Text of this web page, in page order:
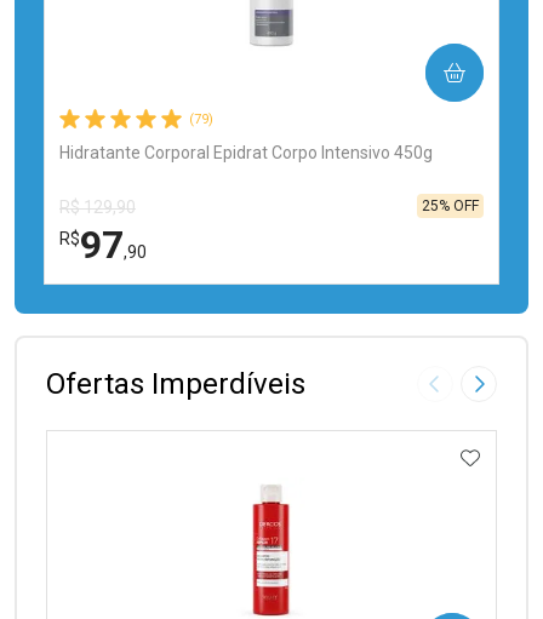
(79)
Hidratante Corporal Epidrat Corpo Intensivo 450g
R$ 129,90
R$97,90
25% OFF
COMPRAR
FECHAR
FECHAR
Ofertas Imperdíveis Imagem